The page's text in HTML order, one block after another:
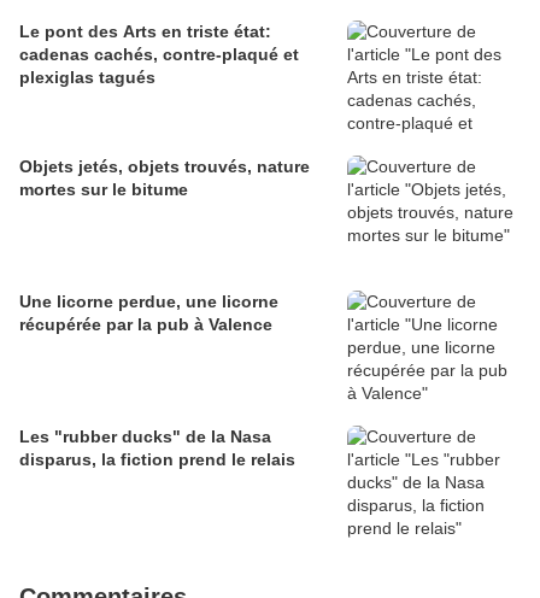
Le pont des Arts en triste état:
cadenas cachés, contre-plaqué et
plexiglas tagués
Objets jetés, objets trouvés, nature
mortes sur le bitume
Une licorne perdue, une licorne
récupérée par la pub à Valence
Les "rubber ducks" de la Nasa
disparus, la fiction prend le relais